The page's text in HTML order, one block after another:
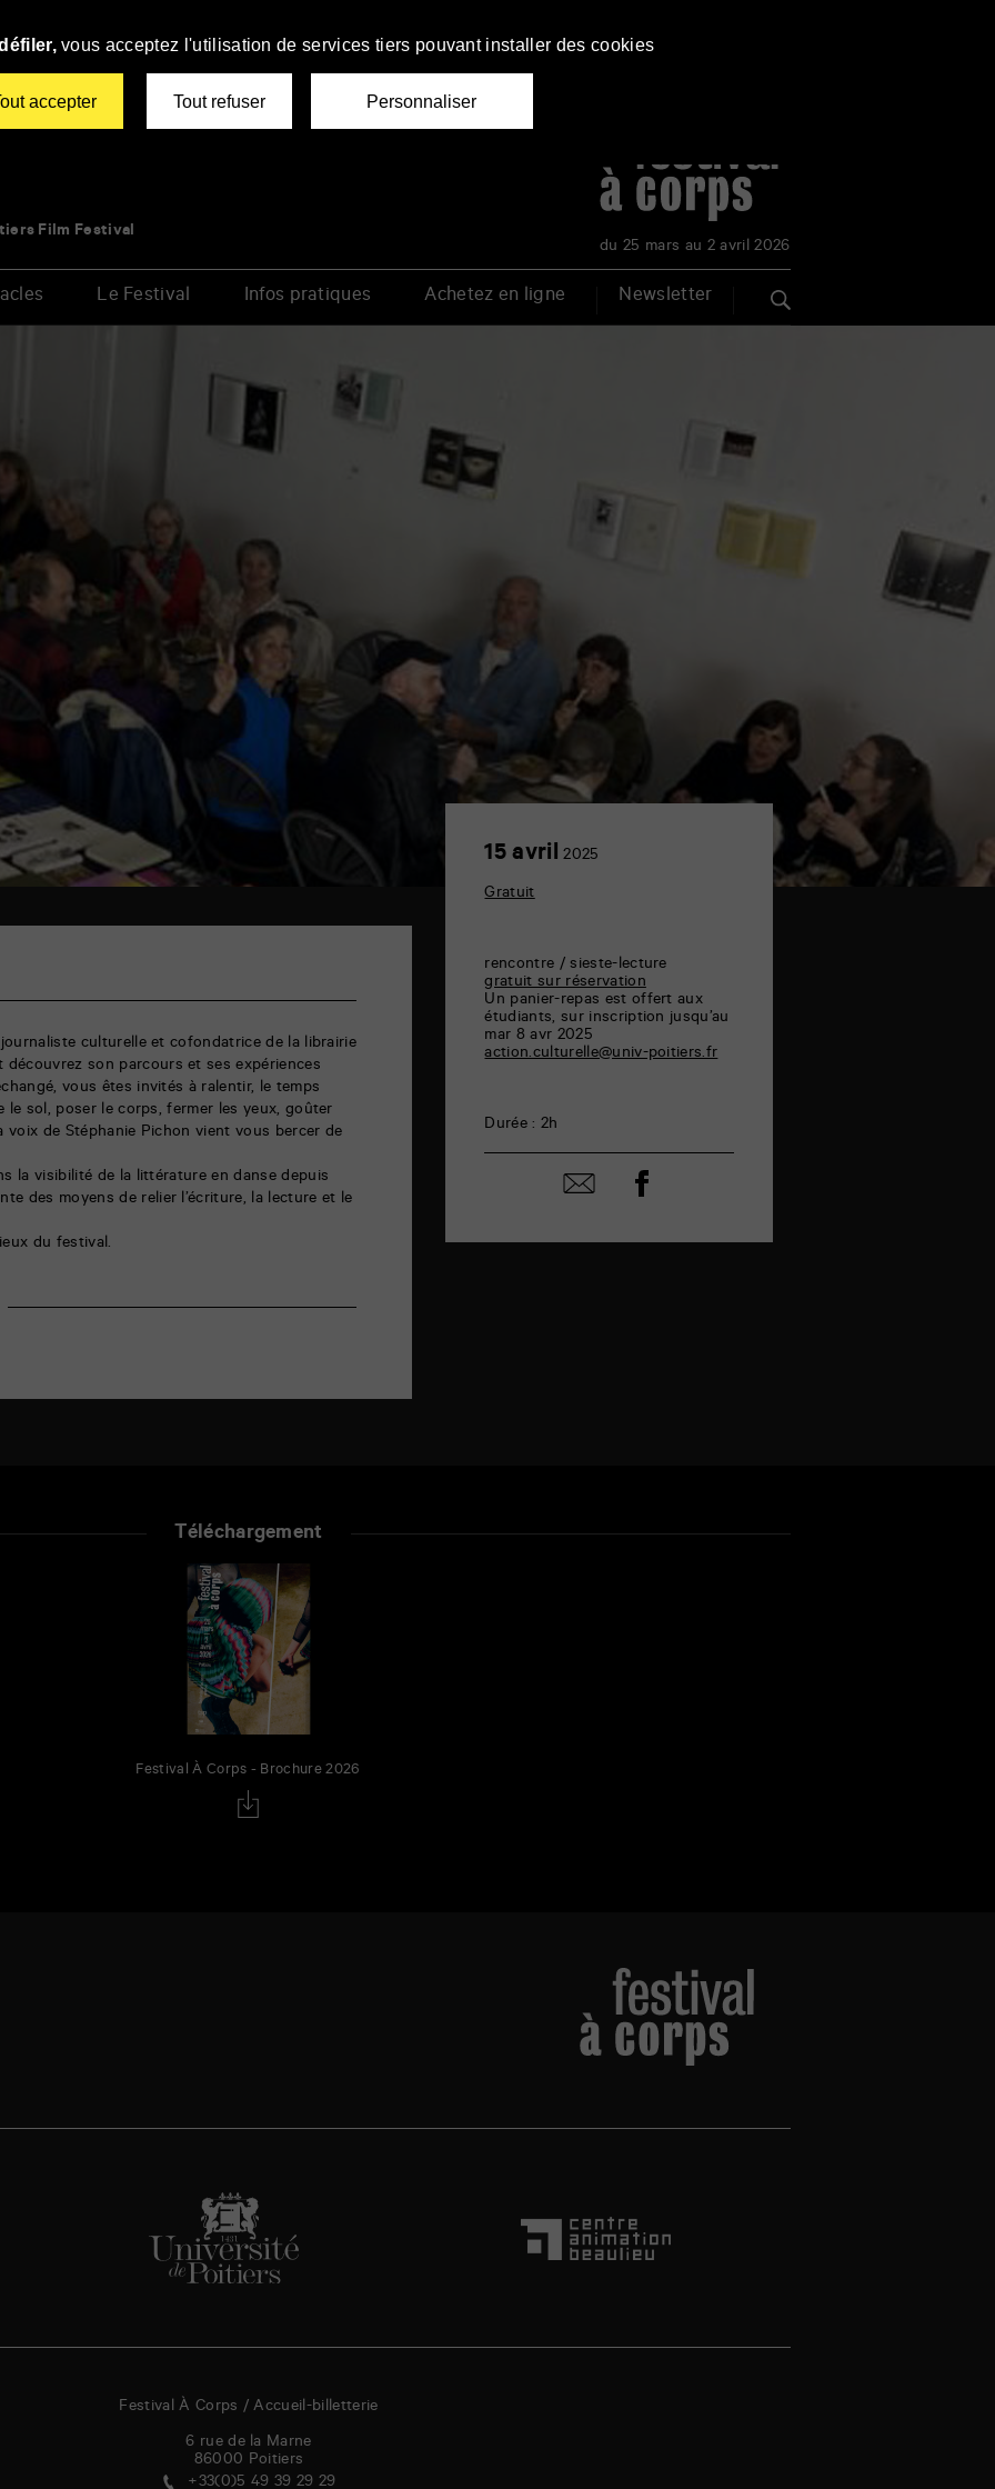
Film Festival
du 25 mars au 2 avril 2026
Le Festival Infos pratiques Achetez en ligne Newsletter
culturelle et cofondatrice de la librairie
découvrez son parcours et ses expériences
vous êtes invités à ralentir, le temps
le sol, poser le corps, fermer les yeux, goûter
voix de Stéphanie Pichon vient vous bercer de
la visibilité de la littérature en danse depuis
des moyens de relier l’écriture, la lecture et le
du festival.
15 avril 2025
Gratuit
rencontre / sieste-lecture
gratuit sur réservation
Un panier-repas est offert aux
étudiants, sur inscription jusqu’au
mar 8 avr 2025
action.culturelle@univ-poitiers.fr
Durée : 2h
Partager
par
Partager
sur
Téléchargement
Festival À Corps - Brochure 2026
Festival À Corps / Accueil-billetterie
6 rue de la Marne
86000 Poitiers
+33(0)5 49 39 29 29
vous acceptez l'utilisation de services tiers pouvant installer des cookies
accepter Tout refuser Personnaliser